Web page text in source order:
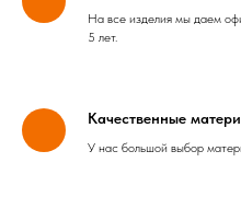
На все изделия мы даем
5 лет.
Качественные
У нас большой выбор